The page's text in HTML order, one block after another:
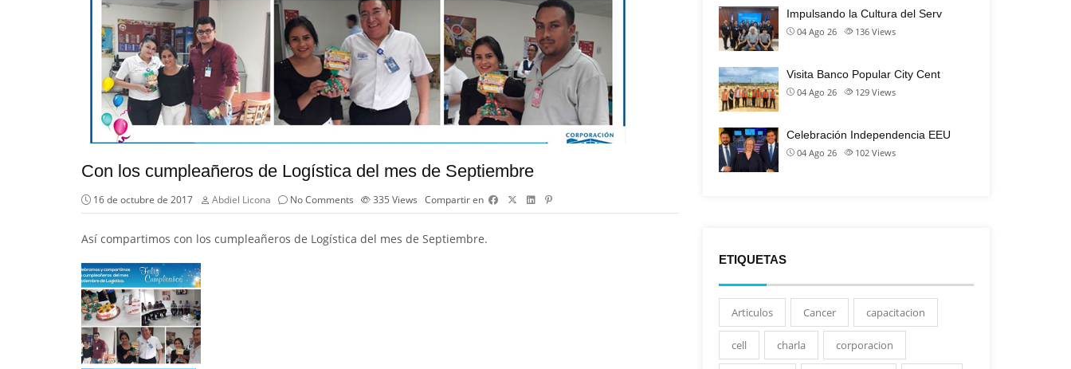
Con los cumpleañeros de Logística del mes de Septiembre
16 de octubre de 2017 Abdiel Licona No Comments 335 Views Compartir en
Así compartimos con los cumpleañeros de Logística del mes de Septiembre.
Impulsando la Cultura del Serv
04 Ago 26 136 Views
Visita Banco Popular City Cent
04 Ago 26 129 Views
Celebración Independencia EEU
04 Ago 26 102 Views
ETIQUETAS
Articulos Cancer capacitacion
cell charla corporacion